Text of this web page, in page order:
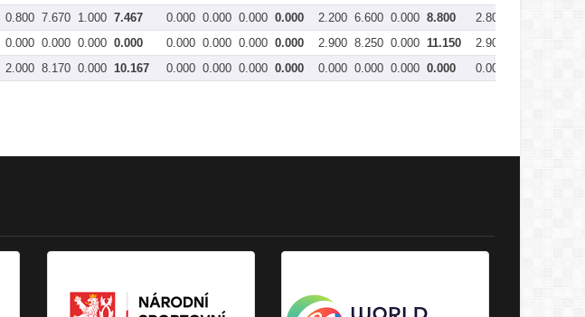
0.800 7.670 1.000 7.467 0.000 0.000 0.000 0.000 2.200 6.600 0.000 8.800 2.800
0.000 0.000 0.000 0.000 0.000 0.000 0.000 0.000 2.900 8.250 0.000 11.150 2.900
2.000 8.170 0.000 10.167 0.000 0.000 0.000 0.000 0.000 0.000 0.000 0.000 0.000